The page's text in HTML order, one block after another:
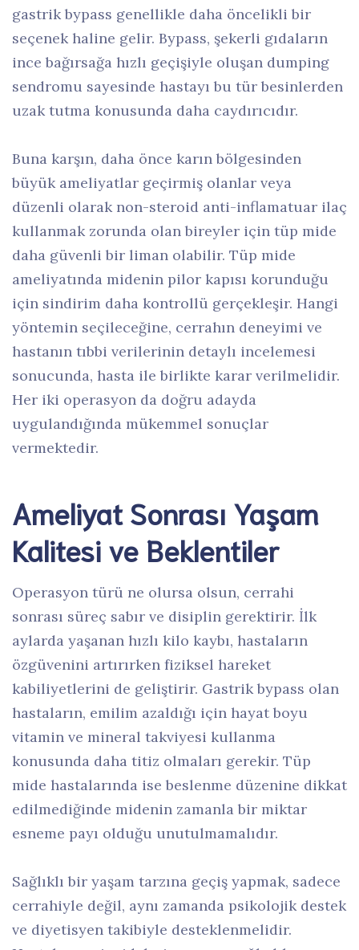
gastrik bypass genellikle daha öncelikli bir
seçenek haline gelir. Bypass, şekerli gıdaların
ince bağırsağa hızlı geçişiyle oluşan dumping
sendromu sayesinde hastayı bu tür besinlerden
uzak tutma konusunda daha caydırıcıdır.
Buna karşın, daha önce karın bölgesinden
büyük ameliyatlar geçirmiş olanlar veya
düzenli olarak non-steroid anti-inflamatuar ilaç
kullanmak zorunda olan bireyler için tüp mide
daha güvenli bir liman olabilir. Tüp mide
ameliyatında midenin pilor kapısı korunduğu
için sindirim daha kontrollü gerçekleşir. Hangi
yöntemin seçileceğine, cerrahın deneyimi ve
hastanın tıbbi verilerinin detaylı incelemesi
sonucunda, hasta ile birlikte karar verilmelidir.
Her iki operasyon da doğru adayda
uygulandığında mükemmel sonuçlar
vermektedir.
Ameliyat Sonrası Yaşam
Kalitesi ve Beklentiler
Operasyon türü ne olursa olsun, cerrahi
sonrası süreç sabır ve disiplin gerektirir. İlk
aylarda yaşanan hızlı kilo kaybı, hastaların
özgüvenini artırırken fiziksel hareket
kabiliyetlerini de geliştirir. Gastrik bypass olan
hastaların, emilim azaldığı için hayat boyu
vitamin ve mineral takviyesi kullanma
konusunda daha titiz olmaları gerekir. Tüp
mide hastalarında ise beslenme düzenine dikkat
edilmediğinde midenin zamanla bir miktar
esneme payı olduğu unutulmamalıdır.
Sağlıklı bir yaşam tarzına geçiş yapmak, sadece
cerrahiyle değil, aynı zamanda psikolojik destek
ve diyetisyen takibiyle desteklenmelidir.